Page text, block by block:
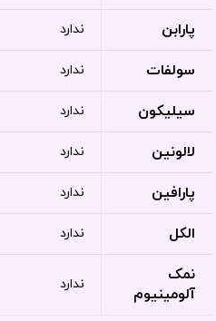
پارابن ندارد
سولفات ندارد
سیلیکون ندارد
لالونین ندارد
پارافین ندارد
الکل ندارد
نمک
آلومینیوم
ندارد